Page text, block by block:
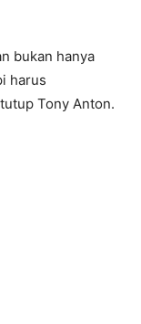
bukan hanya
harus
Tony Anton.